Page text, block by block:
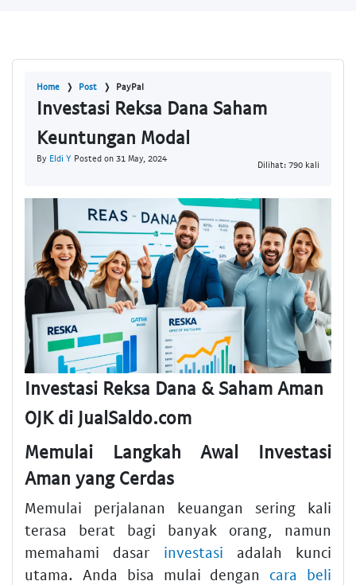
Home Post PayPal
Investasi Reksa Dana Saham
Keuntungan Modal
By Eldi Y Posted on 31 May, 2024
Dilihat: 790 kali
Investasi Reksa Dana & Saham Aman
OJK di JualSaldo.com
Memulai Langkah Awal Investasi
Aman yang Cerdas
Memulai perjalanan keuangan sering kali
terasa berat bagi banyak orang, namun
memahami dasar investasi adalah kunci
utama. Anda bisa mulai dengan cara beli